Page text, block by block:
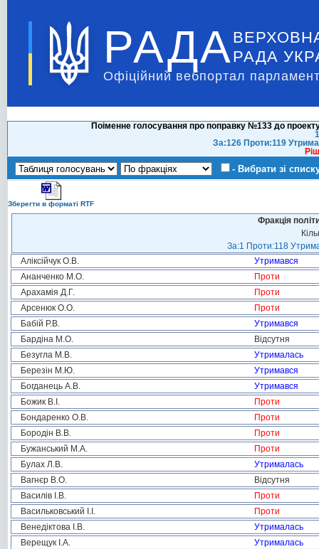
РАДА РАДА
Офіційний вебпортал
Поіменне голосування про поправку №133 до
За:126 Проти:119
- Вибрати зі
Зберегти в форматі RTF
Фракція
За:1 Проти:118
Аліксійчук О.В.
Утримався
Ананченко М.О.
Проти
Арахамія Д.Г.
Проти
Арсенюк О.О.
Проти
Бабій Р.В.
Утримався
Бардіна М.О.
Відсутня
Безугла М.В.
Утрималась
Березін М.Ю.
Утримався
Богданець А.В.
Утримався
Божик В.І.
Проти
Бондаренко О.В.
Проти
Бородін В.В.
Проти
Бужанський М.А.
Проти
Булах Л.В.
Утрималась
Вагнєр В.О.
Відсутня
Василів І.В.
Проти
Васильковський І.І.
Проти
Венедіктова І.В.
Утрималась
Верещук І.А.
Утрималась